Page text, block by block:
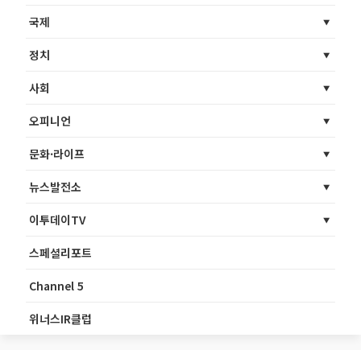
국제
정치
사회
오피니언
문화·라이프
뉴스발전소
이투데이TV
스페셜리포트
Channel 5
위너스IR클럽